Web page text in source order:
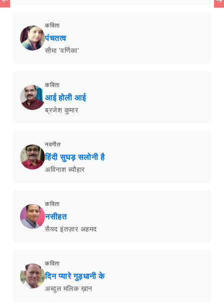
कविता
पंचतत्व
सीमा 'वर्णिका'
कविता
आई होली आई
ब्रजेश कुमार
नवगीत
हिंदी सुघड़ सलोनी है
अविनाश ब्यौहार
कविता
नसीहत
सैयद इंतज़ार अहमद
कविता
दिन प्यारे गुड़धानी के
अब्दुल मलिक ख़ान